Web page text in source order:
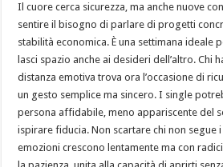
Il cuore cerca sicurezza, ma anche nuove
sentire il bisogno di parlare di progetti
stabilità economica. È una settimana ideale
lasci spazio anche ai desideri dell’altro. Chi
distanza emotiva trova ora l’occasione di
un gesto semplice ma sincero. I single
persona affidabile, meno appariscente del
ispirare fiducia. Non scartare chi non segue
emozioni crescono lentamente ma con